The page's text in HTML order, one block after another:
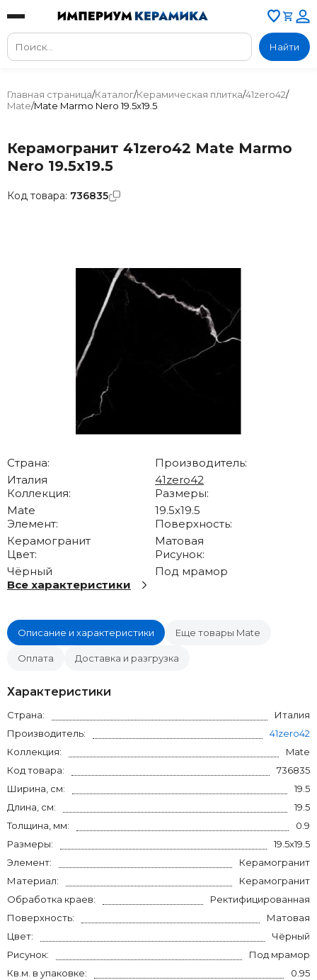
Найти
Главная страница/Каталог/Керамическая плитка/41zero42/
Mate/Mate Marmo Nero 19.5x19.5
Керамогранит 41zero42 Mate Marmo
Nero 19.5x19.5
Страна:
Италия
Производитель:
41zero42
Коллекция:
Mate
Размеры:
19.5x19.5
Элемент:
Керамогранит
Поверхность:
Матовая
Цвет:
Чёрный
Рисунок:
Под мрамор
Все характеристики
Описание и характеристики Еще товары Mate
Оплата Доставка и разгрузка
Характеристики
Страна:
Италия
Производитель:
41zero42
Коллекция:
Mate
Код товара:
736835
Ширина, см:
19.5
Длина, см:
19.5
Толщина, мм:
0.9
Размеры:
19.5x19.5
Элемент:
Керамогранит
Материал:
Керамогранит
Обработка краев:
Ректифицированная
Поверхность:
Матовая
Цвет:
Чёрный
Рисунок:
Под мрамор
Кв.м. в упаковке:
0.95
Код товара: 736835